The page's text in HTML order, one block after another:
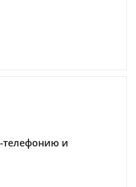
телефонию и